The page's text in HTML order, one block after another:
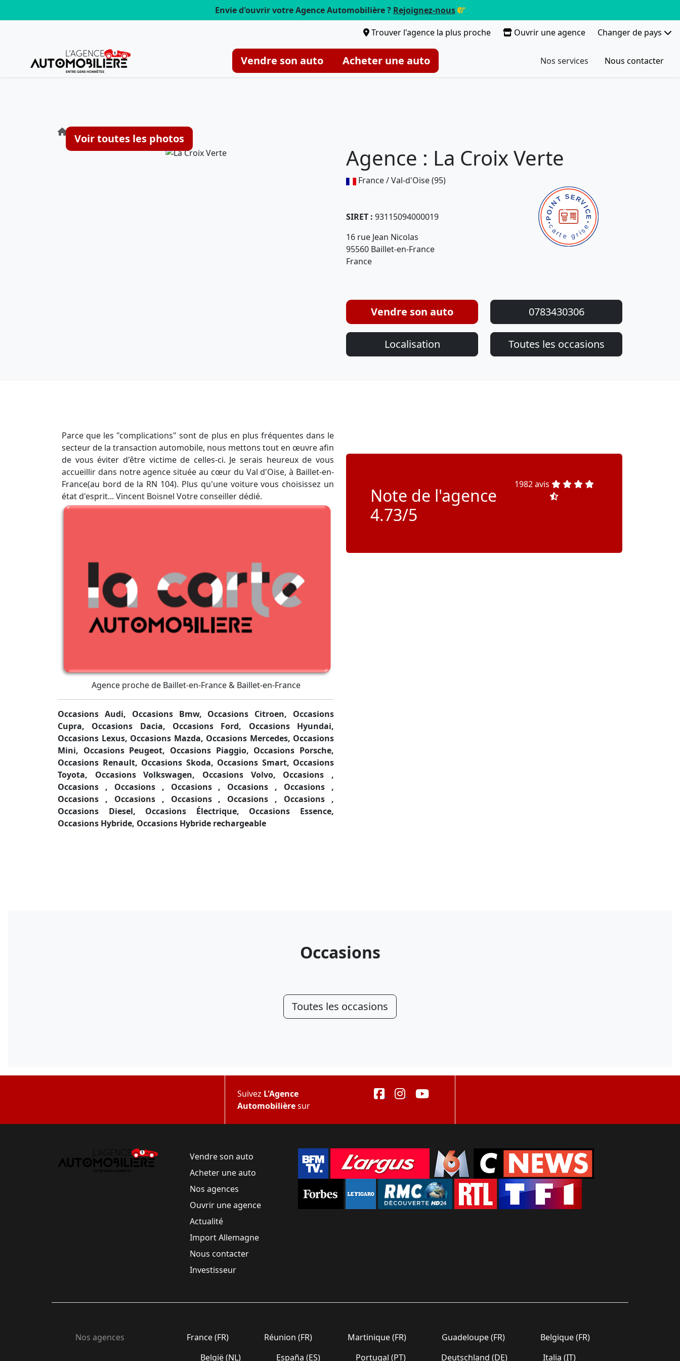
Envie d'ouvrir votre Agence Automobilière ? Rejoignez-nous
Trouver l'agence la plus proche
Ouvrir une agence Changer de pays
Vendre son auto Acheter une auto Nos services Nous contacter
Voir toutes les photos
Agence : La Croix Verte
France / Val-d'Oise (95)
SIRET : 93115094000019
16 rue Jean Nicolas
95560 Baillet-en-France
France
Vendre son auto 0783430306
Localisation Toutes les occasions
Parce que les "complications" sont de plus en plus fréquentes dans le
secteur de la transaction automobile, nous mettons tout en œuvre afin
de vous éviter d'être victime de celles-ci. Je serais heureux de vous
accueillir dans notre agence située au cœur du Val d'Oise, à Baillet-en-
France(au bord de la RN 104). Plus qu'une voiture vous choisissez un
état d'esprit... Vincent Boisnel Votre conseiller dédié.
Agence proche de Baillet-en-France & Baillet-en-France
Occasions Audi, Occasions Bmw, Occasions Citroen, Occasions
Cupra, Occasions Dacia, Occasions Ford, Occasions Hyundai,
Occasions Lexus, Occasions Mazda, Occasions Mercedes, Occasions
Mini, Occasions Peugeot, Occasions Piaggio, Occasions Porsche,
Occasions Renault, Occasions Skoda, Occasions Smart, Occasions
Toyota, Occasions Volkswagen, Occasions Volvo, Occasions ,
Occasions , Occasions , Occasions , Occasions , Occasions ,
Occasions , Occasions , Occasions , Occasions , Occasions ,
Occasions Diesel, Occasions Électrique, Occasions Essence,
Occasions Hybride, Occasions Hybride rechargeable
Note de l'agence
4.73/5
1982 avis
Occasions
Toutes les occasions
Suivez L'Agence
Automobilièresur
Vendre son auto
Acheter une auto
Nos agences
Ouvrir une agence
Actualité
Import Allemagne
Nous contacter
Investisseur
Nos agences France (FR) Réunion (FR) Martinique (FR) Guadeloupe (FR)
Belgique (FR)
België (NL)
España (ES) Portugal (PT) Deutschland (DE) Italia (IT)